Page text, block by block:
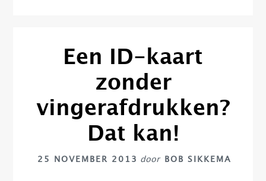
Een ID-kaart
zonder
vingerafdrukken?
Dat kan!
25 NOVEMBER 2013 door BOB SIKKEMA